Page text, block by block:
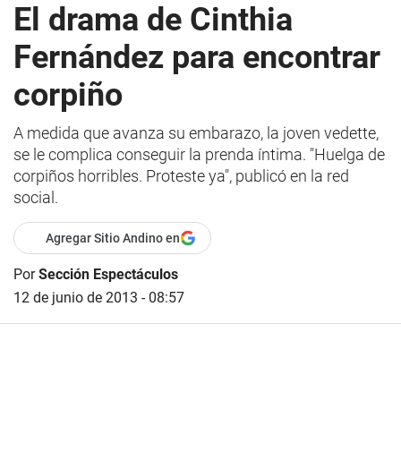
El drama de Cinthia
Fernández para encontrar
corpiño
A medida que avanza su embarazo, la joven vedette,
se le complica conseguir la prenda íntima. "Huelga de
corpiños horribles. Proteste ya", publicó en la red
social.
Agregar Sitio Andino en
PorSección Espectáculos
12 de junio de 2013 - 08:57